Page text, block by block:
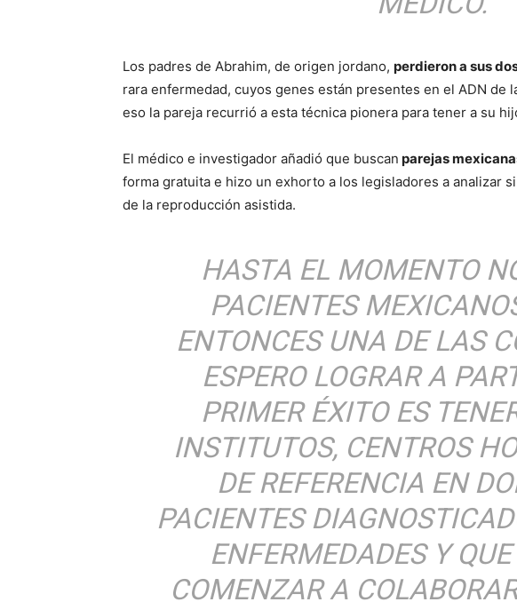
Los padres de Abrahim, de origen jordano, perdieron a sus
rara enfermedad, cuyos genes están presentes en el ADN de
eso la pareja recurrió a esta técnica pionera para tener a su
El médico e investigador añadió que buscan parejas
forma gratuita e hizo un exhorto a los legisladores a analizar
de la reproducción asistida.
HASTA EL MOMENTO
PACIENTES
ENTONCES UNA DE LAS
ESPERO LOGRAR A
PRIMER ÉXITO ES
INSTITUTOS, CENTROS
DE REFERENCIA EN
PACIENTES
ENFERMEDADES Y
COMENZAR A